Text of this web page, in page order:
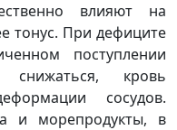
влияют на
тонус. При дефиците
поступлении
кровь
сосудов.
и морепродукты, в